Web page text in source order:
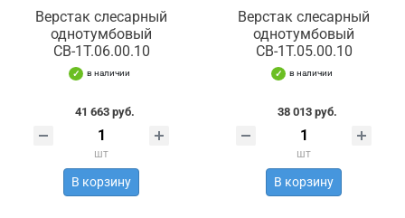
Верстак слесарный
однотумбовый
СВ-1Т.06.00.10
в наличии
41 663 руб.
шт
В корзину
Верстак слесарный
однотумбовый
СВ-1Т.05.00.10
в наличии
38 013 руб.
шт
В корзину